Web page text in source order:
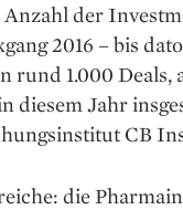
der
2016 – bis
rund 1.000 Deals,
diesem Jahr
CB
die